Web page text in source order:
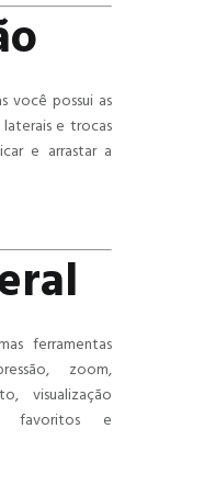
você possui as
e trocas
e arrastar a
ferramentas
zoom,
visualização
favoritos e